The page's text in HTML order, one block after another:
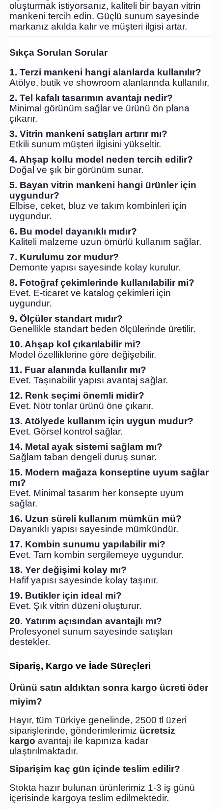
oluşturmak istiyorsanız, kaliteli bir bayan vitrin
mankeni tercih edin. Güçlü sunum sayesinde
markanız akılda kalır ve müşteri ilgisi artar.
Sıkça Sorulan Sorular
1. Terzi mankeni hangi alanlarda kullanılır?
Atölye, butik ve showroom alanlarında kullanılır.
2. Tel kafalı tasarımın avantajı nedir?
Minimal görünüm sağlar ve ürünü ön plana
çıkarır.
3. Vitrin mankeni satışları artırır mı?
Etkili sunum müşteri ilgisini yükseltir.
4. Ahşap kollu model neden tercih edilir?
Doğal ve şık bir görünüm sunar.
5. Bayan vitrin mankeni hangi ürünler için
uygundur?
Elbise, ceket, bluz ve takım kombinleri için
uygundur.
6. Bu model dayanıklı mıdır?
Kaliteli malzeme uzun ömürlü kullanım sağlar.
7. Kurulumu zor mudur?
Demonte yapısı sayesinde kolay kurulur.
8. Fotoğraf çekimlerinde kullanılabilir mi?
Evet. E-ticaret ve katalog çekimleri için
uygundur.
9. Ölçüler standart mıdır?
Genellikle standart beden ölçülerinde üretilir.
10. Ahşap kol çıkarılabilir mi?
Model özelliklerine göre değişebilir.
11. Fuar alanında kullanılır mı?
Evet. Taşınabilir yapısı avantaj sağlar.
12. Renk seçimi önemli midir?
Evet. Nötr tonlar ürünü öne çıkarır.
13. Atölyede kullanım için uygun mudur?
Evet. Görsel kontrol sağlar.
14. Metal ayak sistemi sağlam mı?
Sağlam taban dengeli duruş sunar.
15. Modern mağaza konseptine uyum sağlar
mı?
Evet. Minimal tasarım her konsepte uyum
sağlar.
16. Uzun süreli kullanım mümkün mü?
Dayanıklı yapısı sayesinde mümkündür.
17. Kombin sunumu yapılabilir mi?
Evet. Tam kombin sergilemeye uygundur.
18. Yer değişimi kolay mı?
Hafif yapısı sayesinde kolay taşınır.
19. Butikler için ideal mi?
Evet. Şık vitrin düzeni oluşturur.
20. Yatırım açısından avantajlı mı?
Profesyonel sunum sayesinde satışları
destekler.
Sipariş, Kargo ve İade Süreçleri
Ürünü satın aldıktan sonra kargo ücreti öder
miyim?
Hayır, tüm Türkiye genelinde, 2500 tl üzeri
siparişlerinde, gönderimlerimiz ücretsiz
kargo avantajı ile kapınıza kadar
ulaştırılmaktadır.
Siparişim kaç gün içinde teslim edilir?
Stokta hazır bulunan ürünlerimiz 1-3 iş günü
içerisinde kargoya teslim edilmektedir.